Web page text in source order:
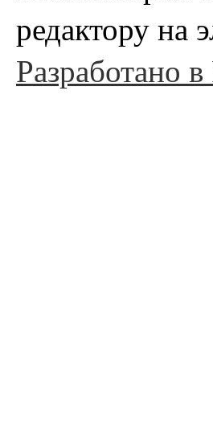
редактору на
Разработано